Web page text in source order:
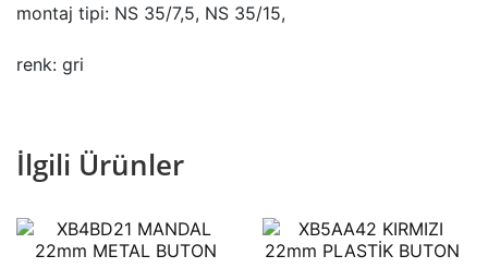
montaj tipi: NS 35/7,5, NS 35/15,
renk: gri
İlgili Ürünler